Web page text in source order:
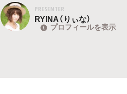
PRESENTER
RYINA（りぃな）
プロフィールを表示